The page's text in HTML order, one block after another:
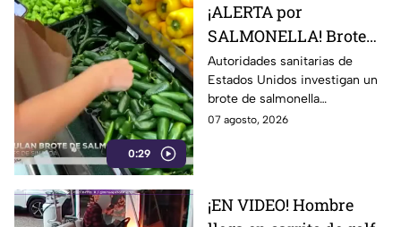
0:29
¡ALERTA por
SALMONELLA! Brote
ligado a CHILES
jalapeños ya afecta a 27
estados
Autoridades sanitarias de
Estados Unidos investigan un
brote de salmonella
relacionado con chiles
07 agosto, 2026
¡EN VIDEO! Hombre